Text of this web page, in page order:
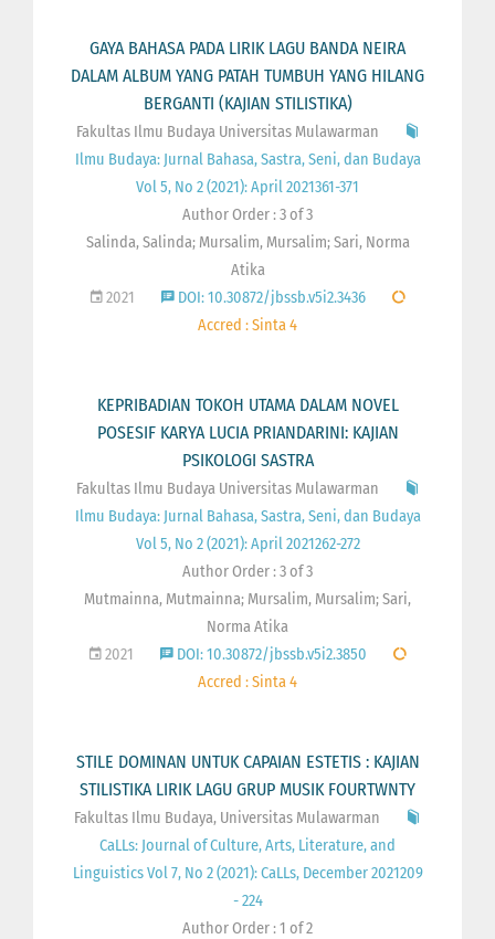
GAYA BAHASA PADA LIRIK LAGU BANDA NEIRA
DALAM ALBUM YANG PATAH TUMBUH YANG HILANG
BERGANTI (KAJIAN STILISTIKA)
Fakultas Ilmu Budaya Universitas Mulawarman
Ilmu Budaya: Jurnal Bahasa, Sastra, Seni, dan Budaya
Vol 5, No 2 (2021): April 2021361-371
Author Order : 3 of 3
Salinda, Salinda; Mursalim, Mursalim; Sari, Norma
Atika
2021
DOI: 10.30872/jbssb.v5i2.3436
Accred : Sinta 4
KEPRIBADIAN TOKOH UTAMA DALAM NOVEL
POSESIF KARYA LUCIA PRIANDARINI: KAJIAN
PSIKOLOGI SASTRA
Fakultas Ilmu Budaya Universitas Mulawarman
Ilmu Budaya: Jurnal Bahasa, Sastra, Seni, dan Budaya
Vol 5, No 2 (2021): April 2021262-272
Author Order : 3 of 3
Mutmainna, Mutmainna; Mursalim, Mursalim; Sari,
Norma Atika
2021
DOI: 10.30872/jbssb.v5i2.3850
Accred : Sinta 4
STILE DOMINAN UNTUK CAPAIAN ESTETIS : KAJIAN
STILISTIKA LIRIK LAGU GRUP MUSIK FOURTWNTY
Fakultas Ilmu Budaya, Universitas Mulawarman
CaLLs: Journal of Culture, Arts, Literature, and
Linguistics Vol 7, No 2 (2021): CaLLs, December 2021209
- 224
Author Order : 1 of 2